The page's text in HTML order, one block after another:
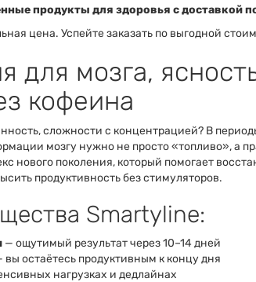
продукты для здоровья с доставкой
цена. Успейте заказать по выгодной
для мозга,
кофеина
сложности с концентрацией? В
мозгу нужно не просто «топливо», а
нового поколения, который помогает
продуктивность без стимуляторов.
Smartyline:
— ощутимый результат через 10–14 дней
вы остаётесь продуктивным к концу дня
нагрузках и дедлайнах